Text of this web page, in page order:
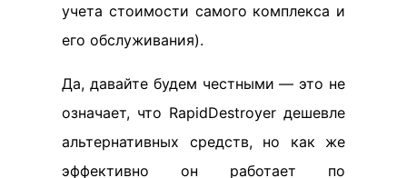
учета стоимости самого комплекса и
его обслуживания).
Да, давайте будем честными — это не
означает, что RapidDestroyer дешевле
альтернативных средств, но как же
эффективно он работает по